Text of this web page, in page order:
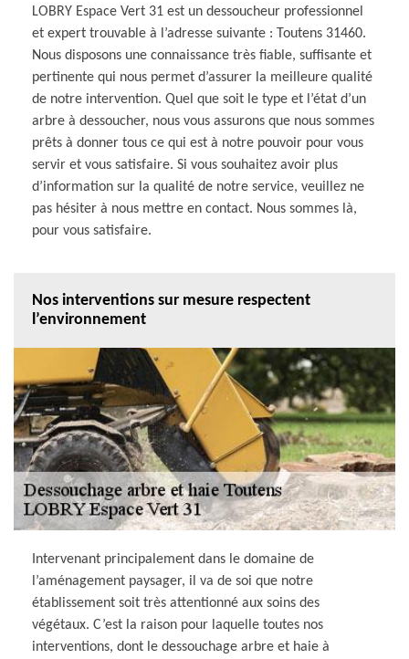
LOBRY Espace Vert 31 est un dessoucheur professionnel
et expert trouvable à l’adresse suivante : Toutens 31460.
Nous disposons une connaissance très fiable, suffisante et
pertinente qui nous permet d’assurer la meilleure qualité
de notre intervention. Quel que soit le type et l’état d’un
arbre à dessoucher, nous vous assurons que nous sommes
prêts à donner tous ce qui est à notre pouvoir pour vous
servir et vous satisfaire. Si vous souhaitez avoir plus
d’information sur la qualité de notre service, veuillez ne
pas hésiter à nous mettre en contact. Nous sommes là,
pour vous satisfaire.
Nos interventions sur mesure respectent
l’environnement
Intervenant principalement dans le domaine de
l’aménagement paysager, il va de soi que notre
établissement soit très attentionné aux soins des
végétaux. C’est la raison pour laquelle toutes nos
interventions, dont le dessouchage arbre et haie à